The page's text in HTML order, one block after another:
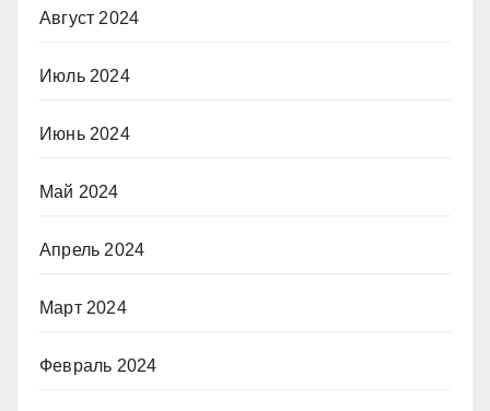
Август 2024
Июль 2024
Июнь 2024
Май 2024
Апрель 2024
Март 2024
Февраль 2024